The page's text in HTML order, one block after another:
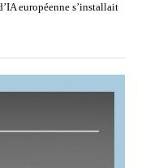
européenne s’installait